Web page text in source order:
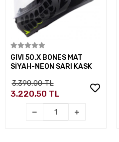
Sepete Ekle
GIVI 50.X BONES MAT
SİYAH-NEON SARI KASK
3.390,00 TL
3.220,50 TL